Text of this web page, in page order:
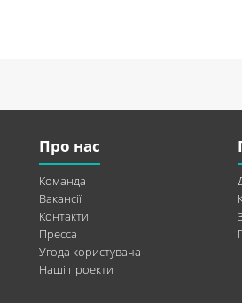
Про нас
Команда
Вакансії
Контакти
Пресса
Угода користувача
Наші проекти